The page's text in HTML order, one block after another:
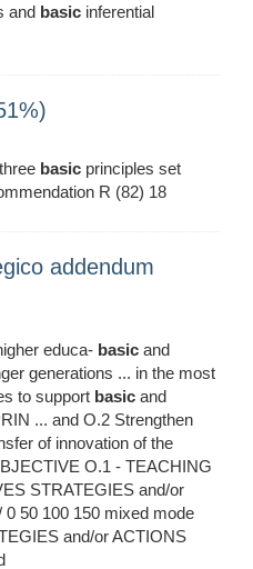
and basic inferential
basic principles set
R (82) 18
addendum
educa- basic and
generations ... in the most
to support basic and
... and O.2 Strengthen
of innovation of the
O.1 - TEACHING
STRATEGIES and/or
50 100 150 mixed mode
and/or ACTIONS